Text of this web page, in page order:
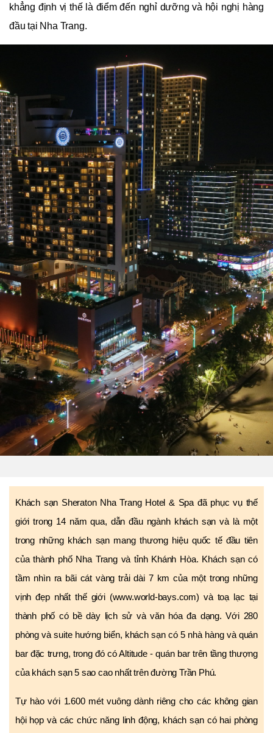
khẳng định vị thế là điểm đến nghỉ dưỡng và hội nghị hàng
đầu tại Nha Trang.
Khách sạn Sheraton Nha Trang Hotel & Spa đã phục vụ thế
giới trong 14 năm qua, dẫn đầu ngành khách sạn và là một
trong những khách sạn mang thương hiệu quốc tế đầu tiên
của thành phố Nha Trang và tỉnh Khánh Hòa. Khách sạn có
tầm nhìn ra bãi cát vàng trải dài 7 km của một trong những
vịnh đẹp nhất thế giới (www.world-bays.com) và toạ lạc tại
thành phố có bề dày lịch sử và văn hóa đa dạng. Với 280
phòng và suite hướng biển, khách sạn có 5 nhà hàng và quán
bar đặc trưng, trong đó có Altitude - quán bar trên tầng thượng
của khách sạn 5 sao cao nhất trên đường Trần Phú.
Tự hào với 1.600 mét vuông dành riêng cho các không gian
hội họp và các chức năng linh động, khách sạn có hai phòng